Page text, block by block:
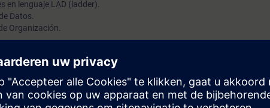
en lenguaje LAD (ladder).
Datos.
Organización.